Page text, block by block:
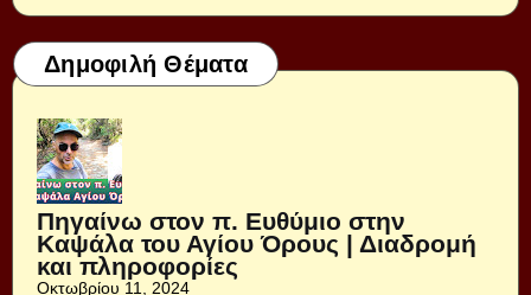
Δημοφιλή Θέματα
Πηγαίνω στον π. Ευθύμιο στην
Καψάλα του Αγίου Όρους | Διαδρομή
και πληροφορίες
Οκτωβρίου 11, 2024